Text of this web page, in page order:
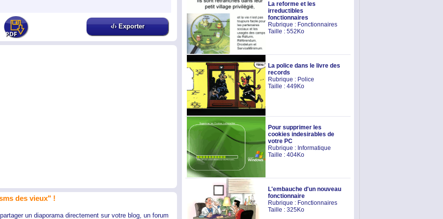
La reforme et les
irreductibles
fonctionnaires
Rubrique : Fonctionnaires
Taille : 552Ko
La police dans le livre des
records
Rubrique : Police
Taille : 449Ko
Pour supprimer les
cookies indesirables de
votre PC
Rubrique : Informatique
Taille : 404Ko
L'embauche d'un nouveau
fonctionnaire
Rubrique : Fonctionnaires
Taille : 325Ko
‹/› Exporter
des vieux" !
un diaporama directement sur votre blog, un forum